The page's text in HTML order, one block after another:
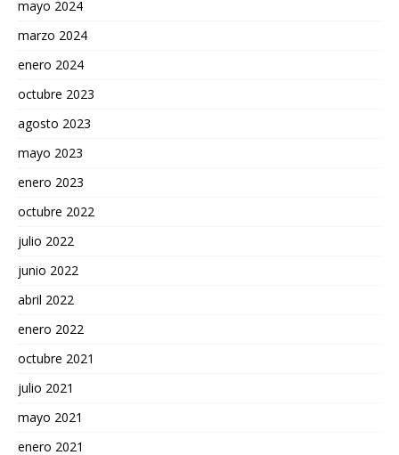
mayo 2024
marzo 2024
enero 2024
octubre 2023
agosto 2023
mayo 2023
enero 2023
octubre 2022
julio 2022
junio 2022
abril 2022
enero 2022
octubre 2021
julio 2021
mayo 2021
enero 2021